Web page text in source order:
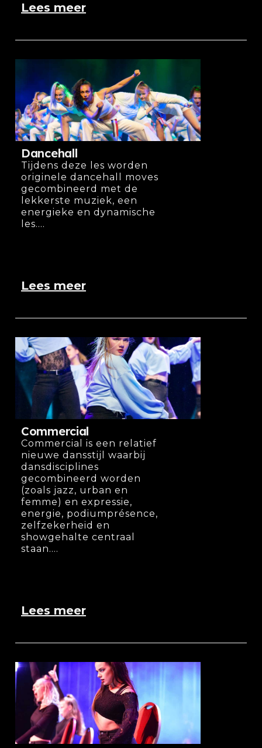
Lees meer
Dancehall
Tijdens deze les worden
originele dancehall moves
gecombineerd met de
lekkerste muziek, een
energieke en dynamische
les....
Lees meer
Commercial
Commercial is een relatief
nieuwe dansstijl waarbij
dansdisciplines
gecombineerd worden
(zoals jazz, urban en
femme) en expressie,
energie, podiumprésence,
zelfzekerheid en
showgehalte centraal
staan....
Lees meer